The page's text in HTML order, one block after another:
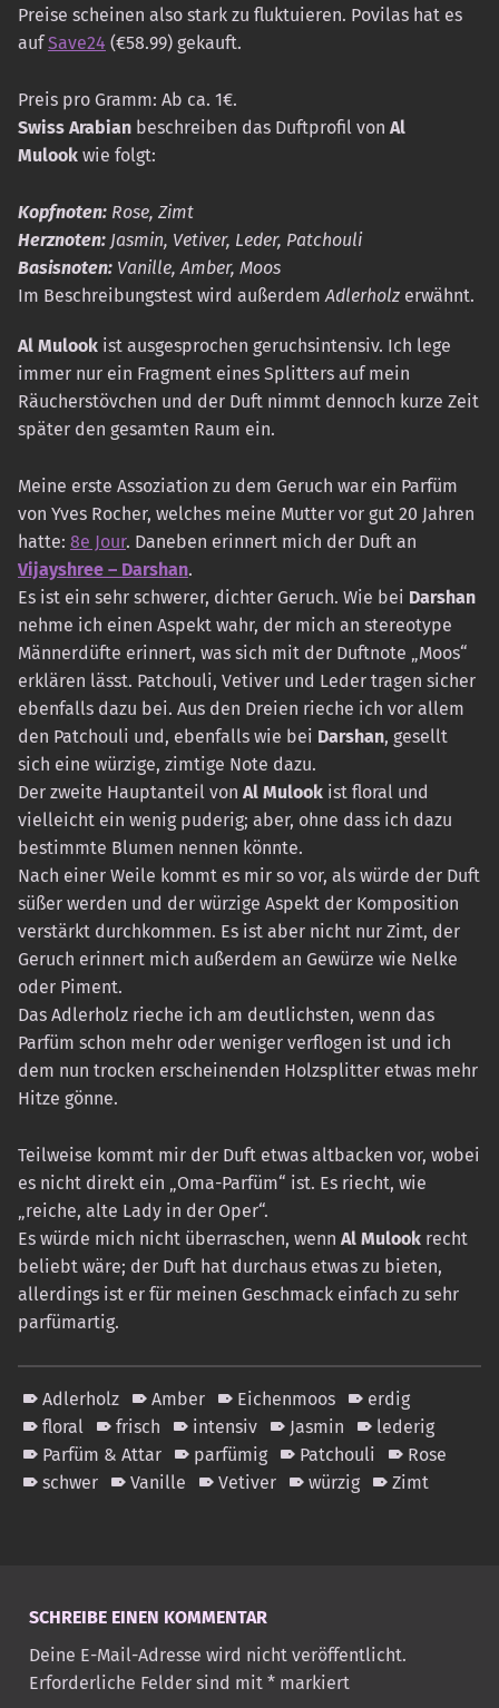
Preise scheinen also stark zu fluktuieren. Povilas hat es
aufSave24 (€58.99) gekauft.
Preis pro Gramm: Ab ca. 1€.
Swiss Arabian beschreiben das Duftprofil von Al
Mulook wie folgt:
Kopfnoten: Rose, Zimt
Herznoten: Jasmin, Vetiver, Leder, Patchouli
Basisnoten: Vanille, Amber, Moos
Im Beschreibungstest wird außerdem Adlerholz erwähnt.
Al Mulook ist ausgesprochen geruchsintensiv. Ich lege
immer nur ein Fragment eines Splitters auf mein
Räucherstövchen und der Duft nimmt dennoch kurze Zeit
später den gesamten Raum ein.
Meine erste Assoziation zu dem Geruch war ein Parfüm
von Yves Rocher, welches meine Mutter vor gut 20 Jahren
hatte: 8e Jour. Daneben erinnert mich der Duft an
Vijayshree – Darshan.
Es ist ein sehr schwerer, dichter Geruch. Wie bei Darshan
nehme ich einen Aspekt wahr, der mich an stereotype
Männerdüfte erinnert, was sich mit der Duftnote „Moos“
erklären lässt. Patchouli, Vetiver und Leder tragen sicher
ebenfalls dazu bei. Aus den Dreien rieche ich vor allem
den Patchouli und, ebenfalls wie bei Darshan, gesellt
sich eine würzige, zimtige Note dazu.
Der zweite Hauptanteil von Al Mulook ist floral und
vielleicht ein wenig puderig; aber, ohne dass ich dazu
bestimmte Blumen nennen könnte.
Nach einer Weile kommt es mir so vor, als würde der Duft
süßer werden und der würzige Aspekt der Komposition
verstärkt durchkommen. Es ist aber nicht nur Zimt, der
Geruch erinnert mich außerdem an Gewürze wie Nelke
oder Piment.
Das Adlerholz rieche ich am deutlichsten, wenn das
Parfüm schon mehr oder weniger verflogen ist und ich
dem nun trocken erscheinenden Holzsplitter etwas mehr
Hitze gönne.
Teilweise kommt mir der Duft etwas altbacken vor, wobei
es nicht direkt ein „Oma-Parfüm“ ist. Es riecht, wie
„reiche, alte Lady in der Oper“.
Es würde mich nicht überraschen, wenn Al Mulook recht
beliebt wäre; der Duft hat durchaus etwas zu bieten,
allerdings ist er für meinen Geschmack einfach zu sehr
parfümartig.
Adlerholz Amber Eichenmoos
erdig
floral
frisch intensiv Jasmin
lederig
Parfüm & Attar
parfümig Patchouli
Rose
schwer
Vanille Vetiver würzig Zimt
SCHREIBE EINEN KOMMENTAR
Deine E-Mail-Adresse wird nicht veröffentlicht.
Erforderliche Felder sind mit *markiert